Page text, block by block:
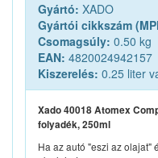
Gyártó: XADO
Gyártói cikkszám
Csomagsúly: 0.50 kg
EAN: 4820024942157
Kiszerelés: 0.25 liter
Xado 40018 Atomex
folyadék, 250ml
Ha az autó "eszi az olajat"